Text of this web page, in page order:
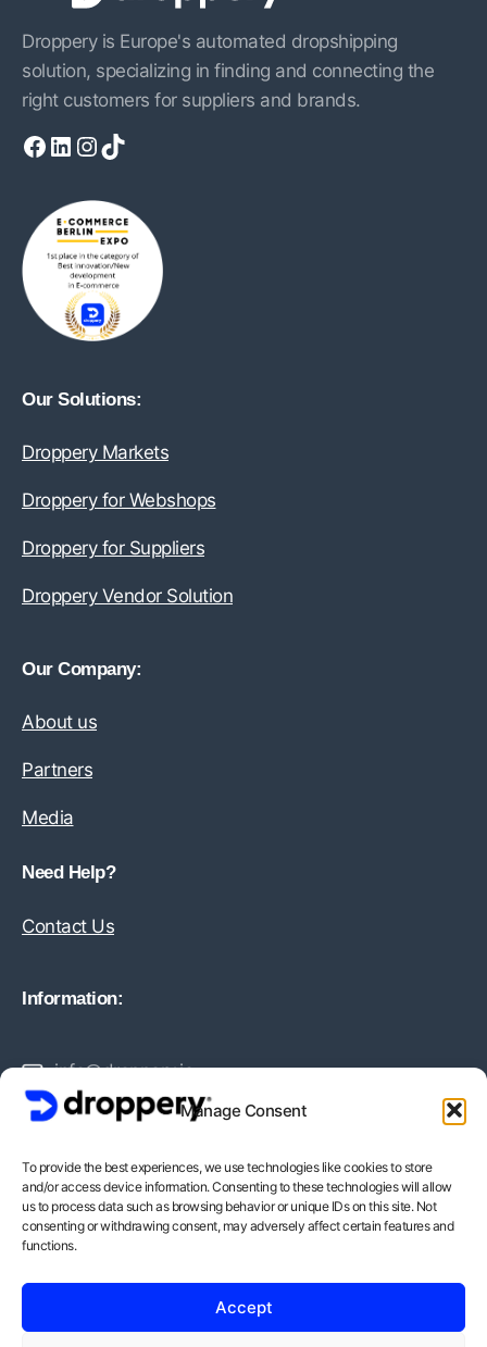
Manage Consent
To provide the best experiences, we use technologies like cookies to store
and/or access device information. Consenting to these technologies will allow
us to process data such as browsing behavior or unique IDs on this site. Not
consenting or withdrawing consent, may adversely affect certain features and
functions.
Accept
Droppery is Europe's automated dropshipping
solution, specializing in finding and connecting the
right customers for suppliers and brands.
Facebook LinkedIn InstagramTikTok
Our Solutions:
Droppery Markets
Droppery for Webshops
Droppery for Suppliers
Droppery Vendor Solution
Our Company:
About us
Partners
Media
Need Help?
Contact Us
Information:
info@droppery.io
Vossiusstraat 20-2
1071AD Amsterdam
BTW-Nummer: NL862378552B01